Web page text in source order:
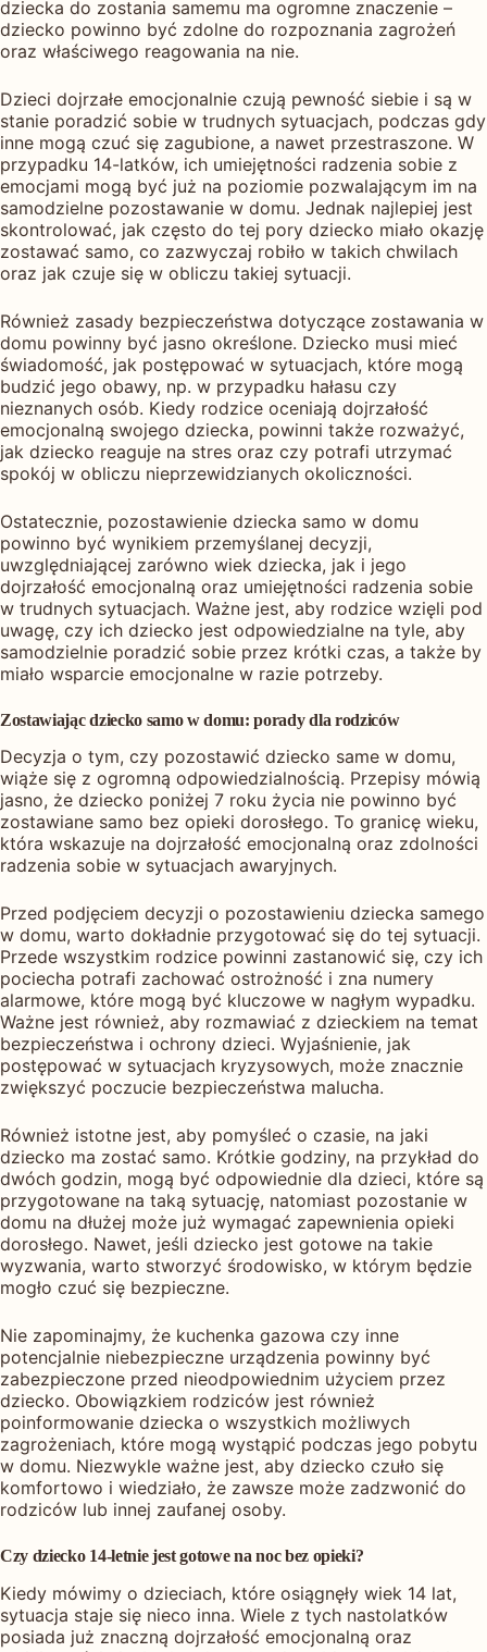
dziecka do zostania samemu ma ogromne znaczenie –
dziecko powinno być zdolne do rozpoznania zagrożeń
oraz właściwego reagowania na nie.
Dzieci dojrzałe emocjonalnie czują pewność siebie i są w
stanie poradzić sobie w trudnych sytuacjach, podczas gdy
inne mogą czuć się zagubione, a nawet przestraszone. W
przypadku 14-latków, ich umiejętności radzenia sobie z
emocjami mogą być już na poziomie pozwalającym im na
samodzielne pozostawanie w domu. Jednak najlepiej jest
skontrolować, jak często do tej pory dziecko miało okazję
zostawać samo, co zazwyczaj robiło w takich chwilach
oraz jak czuje się w obliczu takiej sytuacji.
Również zasady bezpieczeństwa dotyczące zostawania w
domu powinny być jasno określone. Dziecko musi mieć
świadomość, jak postępować w sytuacjach, które mogą
budzić jego obawy, np. w przypadku hałasu czy
nieznanych osób. Kiedy rodzice oceniają dojrzałość
emocjonalną swojego dziecka, powinni także rozważyć,
jak dziecko reaguje na stres oraz czy potrafi utrzymać
spokój w obliczu nieprzewidzianych okoliczności.
Ostatecznie, pozostawienie dziecka samo w domu
powinno być wynikiem przemyślanej decyzji,
uwzględniającej zarówno wiek dziecka, jak i jego
dojrzałość emocjonalną oraz umiejętności radzenia sobie
w trudnych sytuacjach. Ważne jest, aby rodzice wzięli pod
uwagę, czy ich dziecko jest odpowiedzialne na tyle, aby
samodzielnie poradzić sobie przez krótki czas, a także by
miało wsparcie emocjonalne w razie potrzeby.
Zostawiając dziecko samo w domu: porady dla rodziców
Decyzja o tym, czy pozostawić dziecko same w domu,
wiąże się z ogromną odpowiedzialnością. Przepisy mówią
jasno, że dziecko poniżej 7 roku życia nie powinno być
zostawiane samo bez opieki dorosłego. To granicę wieku,
która wskazuje na dojrzałość emocjonalną oraz zdolności
radzenia sobie w sytuacjach awaryjnych.
Przed podjęciem decyzji o pozostawieniu dziecka samego
w domu, warto dokładnie przygotować się do tej sytuacji.
Przede wszystkim rodzice powinni zastanowić się, czy ich
pociecha potrafi zachować ostrożność i zna numery
alarmowe, które mogą być kluczowe w nagłym wypadku.
Ważne jest również, aby rozmawiać z dzieckiem na temat
bezpieczeństwa i ochrony dzieci. Wyjaśnienie, jak
postępować w sytuacjach kryzysowych, może znacznie
zwiększyć poczucie bezpieczeństwa malucha.
Również istotne jest, aby pomyśleć o czasie, na jaki
dziecko ma zostać samo. Krótkie godziny, na przykład do
dwóch godzin, mogą być odpowiednie dla dzieci, które są
przygotowane na taką sytuację, natomiast pozostanie w
domu na dłużej może już wymagać zapewnienia opieki
dorosłego. Nawet, jeśli dziecko jest gotowe na takie
wyzwania, warto stworzyć środowisko, w którym będzie
mogło czuć się bezpieczne.
Nie zapominajmy, że kuchenka gazowa czy inne
potencjalnie niebezpieczne urządzenia powinny być
zabezpieczone przed nieodpowiednim użyciem przez
dziecko. Obowiązkiem rodziców jest również
poinformowanie dziecka o wszystkich możliwych
zagrożeniach, które mogą wystąpić podczas jego pobytu
w domu. Niezwykle ważne jest, aby dziecko czuło się
komfortowo i wiedziało, że zawsze może zadzwonić do
rodziców lub innej zaufanej osoby.
Czy dziecko 14-letnie jest gotowe na noc bez opieki?
Kiedy mówimy o dzieciach, które osiągnęły wiek 14 lat,
sytuacja staje się nieco inna. Wiele z tych nastolatków
posiada już znaczną dojrzałość emocjonalną oraz